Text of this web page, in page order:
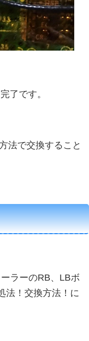
了です。
法で交換すること
ラーのRB、LBボ
法！交換方法！に